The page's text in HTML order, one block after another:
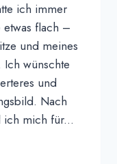
ich immer
flach –
und meines
wünschte
und
Nach
ich mich für...